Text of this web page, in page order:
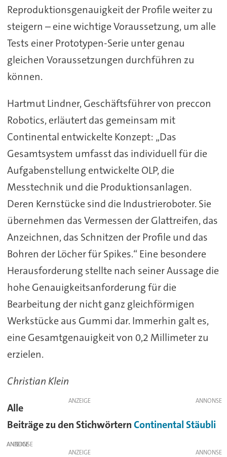
Reproduktionsgenauigkeit der Profile weiter zu
steigern – eine wichtige Voraussetzung, um alle
Tests einer Prototypen-Serie unter genau
gleichen Voraussetzungen durchführen zu
können.
Hartmut Lindner, Geschäftsführer von preccon
Robotics, erläutert das gemeinsam mit
Continental entwickelte Konzept: „Das
Gesamtsystem umfasst das individuell für die
Aufgabenstellung entwickelte OLP, die
Messtechnik und die Produktionsanlagen.
Deren Kernstücke sind die Industrieroboter. Sie
übernehmen das Vermessen der Glattreifen, das
Anzeichnen, das Schnitzen der Profile und das
Bohren der Löcher für Spikes.“ Eine besondere
Herausforderung stellte nach seiner Aussage die
hohe Genauigkeitsanforderung für die
Bearbeitung der nicht ganz gleichförmigen
Werkstücke aus Gummi dar. Immerhin galt es,
eine Gesamtgenauigkeit von 0,2 Millimeter zu
erzielen.
Christian Klein
ANZEIGE
Alle
Beiträge zu den StichwörternContinentalStäubli
ANZEIGE
ANZEIGE